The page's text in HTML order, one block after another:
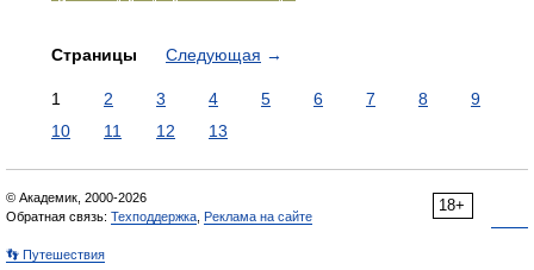
Страницы Следующая →
1 2 3 4 5 6 7 8
9
10
11 12 13
18+
© Академик, 2000-2026
Обратная связь: Техподдержка Реклама на сайте
👣 Путешествия